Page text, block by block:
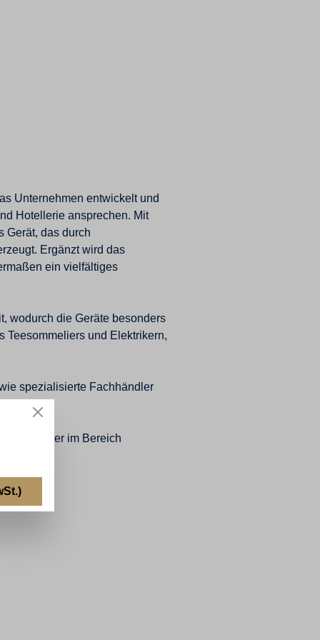
Unternehmen entwickelt und
Hotellerie ansprechen. Mit
Gerät, das durch
Ergänzt wird das
ein vielfältiges
wodurch die Geräte besonders
Teesommeliers und Elektrikern,
spezialisierte Fachhändler
im Bereich